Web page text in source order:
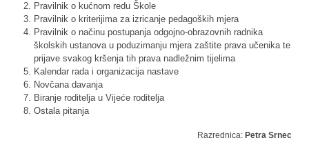
Pravilnik o kućnom redu Škole
Pravilnik o kriterijima za izricanje pedagoških mjera
Pravilnik o načinu postupanja odgojno-obrazovnih radnika
školskih ustanova u poduzimanju mjera zaštite prava učenika te
prijave svakog kršenja tih prava nadležnim tijelima
Kalendar rada i organizacija nastave
Novčana davanja
Biranje roditelja u Vijeće roditelja
Ostala pitanja
Razrednica: Petra Srnec